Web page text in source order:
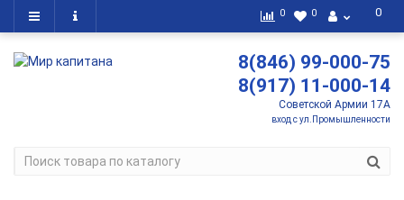
0
0 0
8(846) 99-000-75
8(917) 11-000-14
Советской Армии 17А
вход с ул.Промышленности